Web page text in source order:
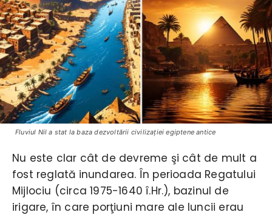
Fluviul Nil a stat la baza dezvoltării civilizaţiei egiptene antice
Nu este clar cât de devreme şi cât de mult a
fost reglată inundarea. În perioada Regatului
Mijlociu (circa 1975-1640 î.Hr.), bazinul de
irigare, în care porţiuni mare ale luncii erau